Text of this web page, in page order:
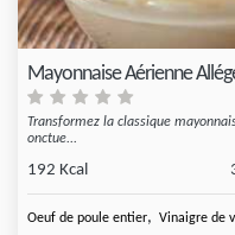
Mayonnaise Aérienne
Transformez la classique
onctue...
192 Kcal
Oeuf de poule entier, Vinaigre de